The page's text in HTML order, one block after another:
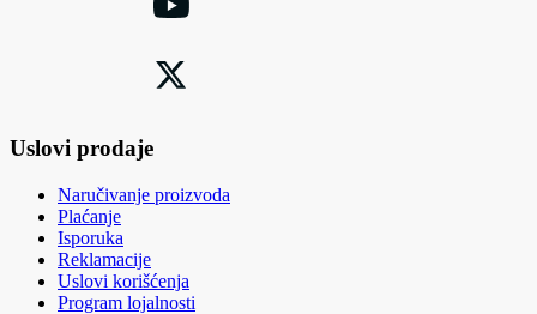
Uslovi prodaje
Naručivanje proizvoda
Plaćanje
Isporuka
Reklamacije
Uslovi korišćenja
Program lojalnosti